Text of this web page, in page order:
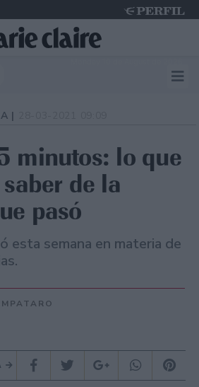
|
minutos: lo que
de la
pasó
esta semana en materia de